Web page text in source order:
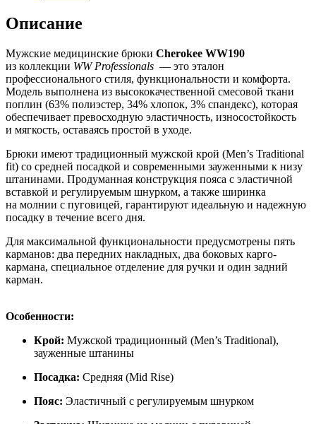
Описание
Мужские медицинские брюки Cherokee WW190
из коллекции WW Professionals — это эталон
профессионального стиля, функциональности и комфорта.
Модель выполнена из высококачественной смесовой ткани
поплин (63% полиэстер, 34% хлопок, 3% спандекс), которая
обеспечивает превосходную эластичность, износостойкость
и мягкость, оставаясь простой в уходе.
Брюки имеют традиционный мужской крой (Men’s Traditional
fit) со средней посадкой и современными зауженными к низу
штанинами. Продуманная конструкция пояса с эластичной
вставкой и регулируемым шнурком, а также ширинка
на молнии с пуговицей, гарантируют идеальную и надежную
посадку в течение всего дня.
Для максимальной функциональности предусмотрены пять
карманов: два передних накладных, два боковых карго-
кармана, специальное отделение для ручки и один задний
карман.
Особенности:
Крой: Мужской традиционный (Men’s Traditional),
зауженные штанины
Посадка: Средняя (Mid Rise)
Пояс: Эластичный с регулируемым шнурком